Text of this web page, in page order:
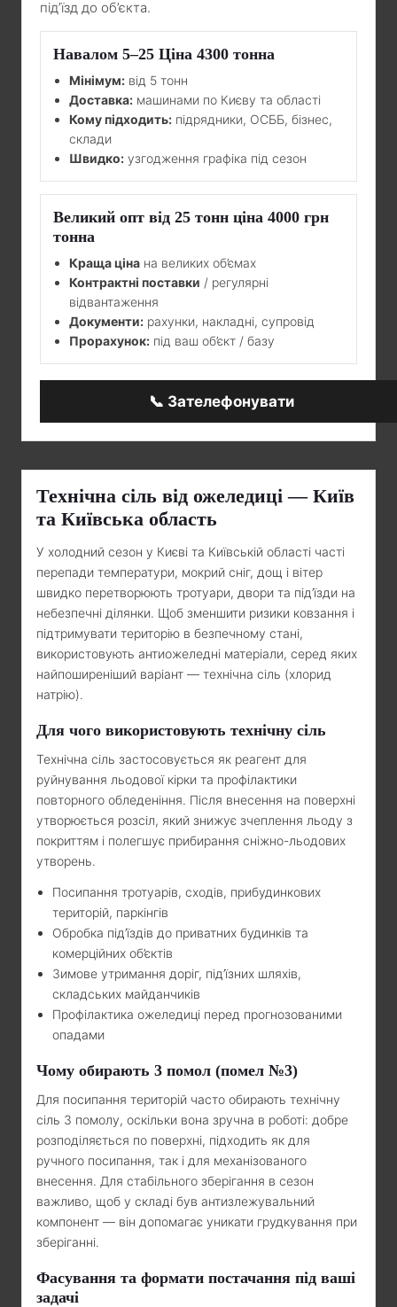
під’їзд до об’єкта.
Навалом 5–25 Ціна 4300 тонна
Мінімум: від 5 тонн
Доставка: машинами по Києву та області
Кому підходить: підрядники, ОСББ, бізнес,
склади
Швидко: узгодження графіка під сезон
Великий опт від 25 тонн ціна 4000 грн
тонна
Краща ціна на великих об’ємах
Контрактні поставки / регулярні
відвантаження
Документи: рахунки, накладні, супровід
Прорахунок: під ваш об’єкт / базу
📞 Зателефонувати
Технічна сіль від ожеледиці — Київ
та Київська область
У холодний сезон у Києві та Київській області часті
перепади температури, мокрий сніг, дощ і вітер
швидко перетворюють тротуари, двори та під’їзди на
небезпечні ділянки. Щоб зменшити ризики ковзання і
підтримувати територію в безпечному стані,
використовують антиожеледні матеріали, серед яких
найпоширеніший варіант — технічна сіль (хлорид
натрію).
Для чого використовують технічну сіль
Технічна сіль застосовується як реагент для
руйнування льодової кірки та профілактики
повторного обледеніння. Після внесення на поверхні
утворюється розсіл, який знижує зчеплення льоду з
покриттям і полегшує прибирання сніжно-льодових
утворень.
Посипання тротуарів, сходів, прибудинкових
територій, паркінгів
Обробка під’їздів до приватних будинків та
комерційних об’єктів
Зимове утримання доріг, під’їзних шляхів,
складських майданчиків
Профілактика ожеледиці перед прогнозованими
опадами
Чому обирають 3 помол (помел №3)
Для посипання територій часто обирають технічну
сіль 3 помолу, оскільки вона зручна в роботі: добре
розподіляється по поверхні, підходить як для
ручного посипання, так і для механізованого
внесення. Для стабільного зберігання в сезон
важливо, щоб у складі був антизлежувальний
компонент — він допомагає уникати грудкування при
зберіганні.
Фасування та формати постачання під ваші
задачі